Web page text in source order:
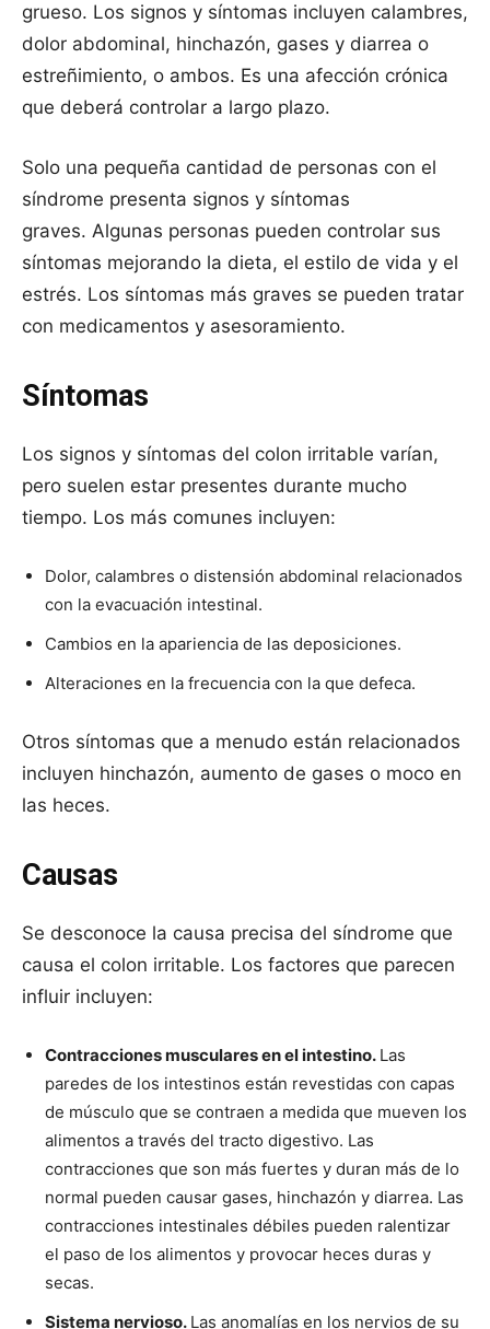
grueso. Los signos y síntomas incluyen calambres,
dolor abdominal, hinchazón, gases y diarrea o
estreñimiento, o ambos. Es una afección crónica
que deberá controlar a largo plazo.
Solo una pequeña cantidad de personas con el
síndrome presenta signos y síntomas
graves. Algunas personas pueden controlar sus
síntomas mejorando la dieta, el estilo de vida y el
estrés. Los síntomas más graves se pueden tratar
con medicamentos y asesoramiento.
Síntomas
Los signos y síntomas del colon irritable varían,
pero suelen estar presentes durante mucho
tiempo. Los más comunes incluyen:
Dolor, calambres o distensión abdominal relacionados
con la evacuación intestinal.
Cambios en la apariencia de las deposiciones.
Alteraciones en la frecuencia con la que defeca.
Otros síntomas que a menudo están relacionados
incluyen hinchazón, aumento de gases o moco en
las heces.
Causas
Se desconoce la causa precisa del síndrome que
causa el colon irritable. Los factores que parecen
influir incluyen:
Contracciones musculares en el intestino. Las
paredes de los intestinos están revestidas con capas
de músculo que se contraen a medida que mueven los
alimentos a través del tracto digestivo. Las
contracciones que son más fuertes y duran más de lo
normal pueden causar gases, hinchazón y diarrea. Las
contracciones intestinales débiles pueden ralentizar
el paso de los alimentos y provocar heces duras y
secas.
Sistema nervioso. Las anomalías en los nervios de su